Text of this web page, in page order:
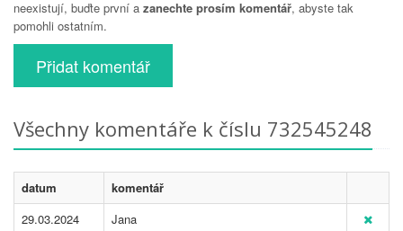
neexistují, buďte první a zanechte prosím komentář, abyste tak
pomohli ostatním.
Přidat komentář
Všechny komentáře k číslu 732545248
datum
komentář
29.03.2024
Jana